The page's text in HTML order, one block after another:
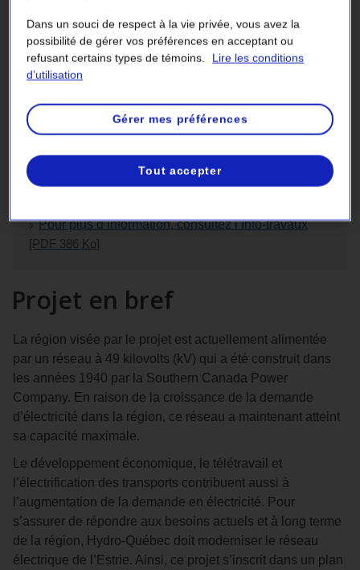
Début des travaux
Les travaux de déboisement et d’aménagement
d’accès liés à la construction du poste de
Bonsecours et de la ligne d’alimentation ainsi qu’à
l’agrandissement du poste de Stukely débuteront en
Pour plus d’information, consultez l’Info-travaux
[PDF 386 Ko]
Projet en bref
La région visée par le projet est actuellement alimentée
par un réseau à 49 kilovolts (kV) qui a été construit dans
les années 1940 par la Southern Canada Power
Company. En raison de la croissance de la demande
d’électricité dans la région, ce réseau a maintenant atteint
sa capacité maximale.
Le développement économique, le télétravail et
l’électrification des transports contribuent aussi à
l’augmentation de la demande en électricité. Pour
s’assurer de répondre aux besoins actuels et à long terme
de la région, Hydro‑Québec doit moderniser le réseau
électrique de l’Estrie. Ainsi, ce projet s’inscrit dans un plan
Dans un souci de respect à la vie privée, vous avez la
possibilité de gérer vos préférences en acceptant ou
refusant certains types de témoins.
Lire les conditions
d’utilisation
Gérer mes préférences
Tout accepter